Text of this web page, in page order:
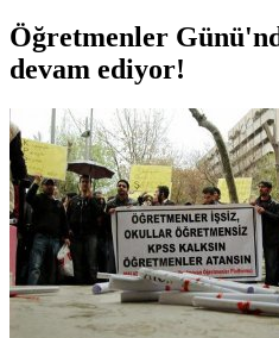
Öğretmenler
devam ediyor!